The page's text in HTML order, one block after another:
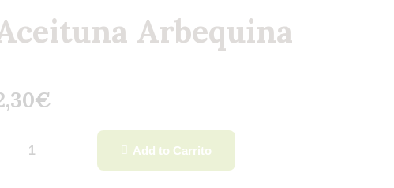
Arbequina
€
Add to Carrito